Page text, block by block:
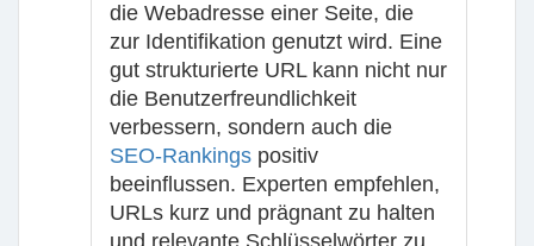
die Webadresse einer Seite, die
zur Identifikation genutzt wird. Eine
gut strukturierte URL kann nicht nur
die Benutzerfreundlichkeit
verbessern, sondern auch die
SEO-Rankings positiv
beeinflussen. Experten empfehlen,
URLs kurz und prägnant zu halten